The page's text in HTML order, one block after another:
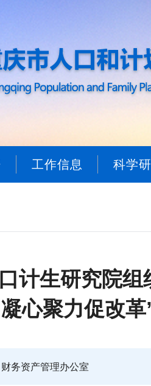
工作信息 科学
计生研究院组
凝心聚力促改
务资产管理办公室